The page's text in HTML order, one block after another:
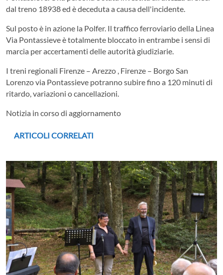
dal treno 18938 ed è deceduta a causa dell'incidente.
Sul posto è in azione la Polfer. Il traffico ferroviario della Linea
Via Pontassieve è totalmente bloccato in entrambe i sensi di
marcia per accertamenti delle autorità giudiziarie.
I treni regionali Firenze – Arezzo , Firenze – Borgo San
Lorenzo via Pontassieve potranno subire fino a 120 minuti di
ritardo, variazioni o cancellazioni.
Notizia in corso di aggiornamento
ARTICOLI CORRELATI